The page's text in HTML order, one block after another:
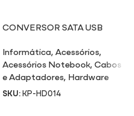
CONVERSOR SATA USB
Informática,Acessórios,
Acessórios Notebook,Cabos
e Adaptadores, Hardware
SKU:KP-HD014